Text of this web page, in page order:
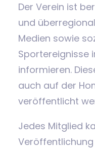
Der Verein ist
und
Medien sowie
Sportereignisse
informieren.
auch auf der
veröffentlicht
Jedes Mitglied